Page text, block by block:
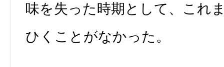
味を失った時期として、これ
ひくことがなかった。